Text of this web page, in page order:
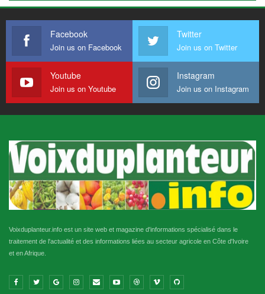
Facebook
Join us on Facebook
Twitter
Join us on Twitter
Youtube
Join us on Youtube
Instagram
Join us on Instagram
Voixduplanteur.info est un site web et magazine d'informations spécialisé dans le
traitement de l'actualité et des informations liées au secteur agricole en Côte d'Ivoire
et en Afrique.